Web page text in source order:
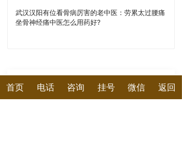
武汉汉阳有位看骨病厉害的老中医：劳累太过腰痛
坐骨神经痛中医怎么用药好?
诚顺和在线预约挂号平台
首页 电话 咨询 挂号 微信 返回